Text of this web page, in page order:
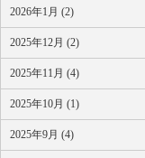
2026年1月 (2)
2025年12月 (2)
2025年11月 (4)
2025年10月 (1)
2025年9月 (4)